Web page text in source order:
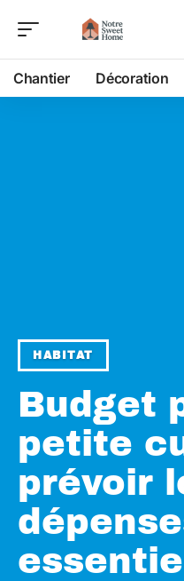
Chantier Décoration
HABITAT
Budget
petite
prévoir